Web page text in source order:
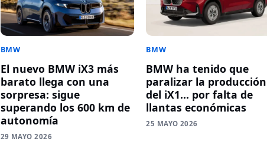
BMW
El nuevo BMW iX3 más
barato llega con una
sorpresa: sigue
superando los 600 km de
autonomía
29 MAYO 2026
BMW
BMW ha tenido que
paralizar la producción
del iX1… por falta de
llantas económicas
25 MAYO 2026